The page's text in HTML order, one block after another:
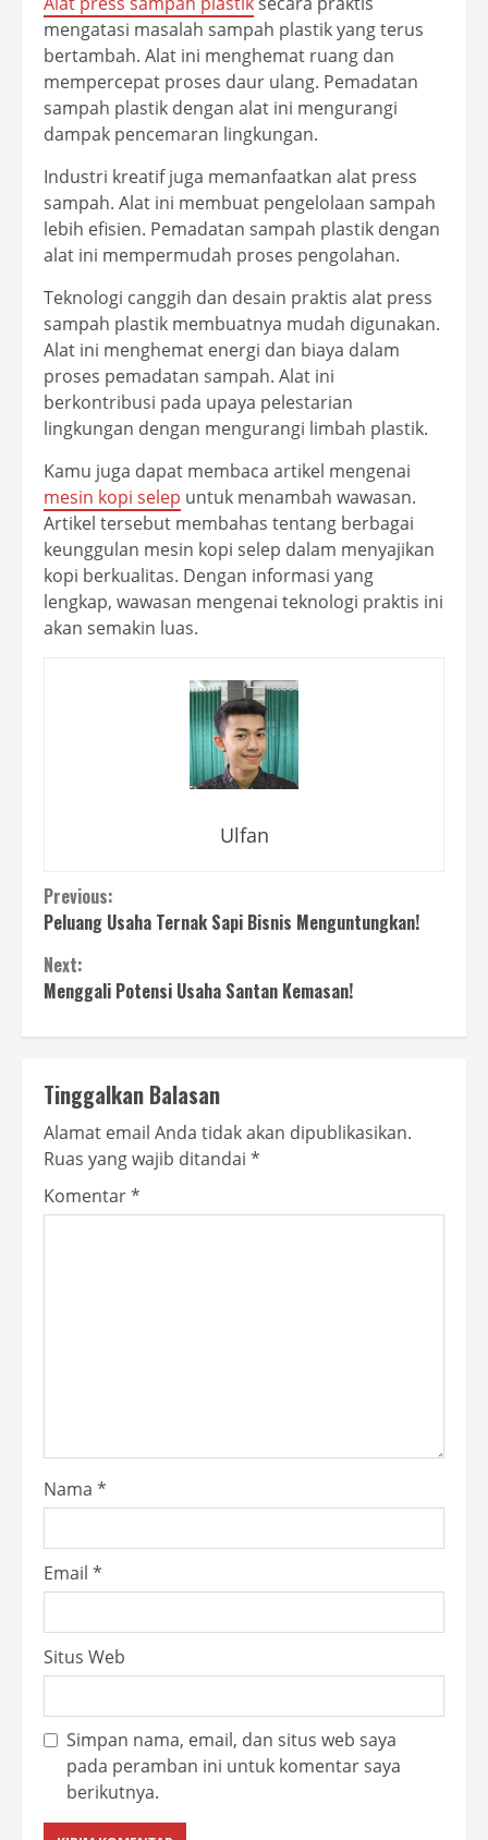
mengatasi masalah sampah plastik yang terus
bertambah. Alat ini menghemat ruang dan
mempercepat proses daur ulang. Pemadatan
sampah plastik dengan alat ini mengurangi
dampak pencemaran lingkungan.
Industri kreatif juga memanfaatkan alat press
sampah. Alat ini membuat pengelolaan sampah
lebih efisien. Pemadatan sampah plastik dengan
alat ini mempermudah proses pengolahan.
Teknologi canggih dan desain praktis alat press
sampah plastik membuatnya mudah digunakan.
Alat ini menghemat energi dan biaya dalam
proses pemadatan sampah. Alat ini
berkontribusi pada upaya pelestarian
lingkungan dengan mengurangi limbah plastik.
Kamu juga dapat membaca artikel mengenai
mesin kopi selep untuk menambah wawasan.
Artikel tersebut membahas tentang berbagai
keunggulan mesin kopi selep dalam menyajikan
kopi berkualitas. Dengan informasi yang
lengkap, wawasan mengenai teknologi praktis ini
akan semakin luas.
Ulfan
Continue
Reading
Previous:
Peluang Usaha Ternak Sapi Bisnis Menguntungkan!
Next:
Menggali Potensi Usaha Santan Kemasan!
Tinggalkan Balasan
Alamat email Anda tidak akan dipublikasikan.
Ruas yang wajib ditandai *
Komentar*
Nama *
Email *
Situs Web
Simpan nama, email, dan situs web saya
pada peramban ini untuk komentar saya
berikutnya.